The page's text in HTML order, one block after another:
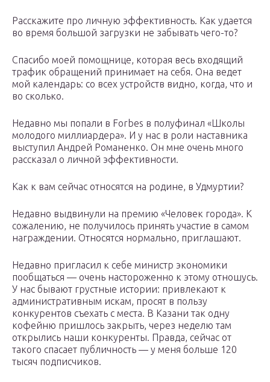
Расскажите про личную эффективность. Как удается
во время большой загрузки не забывать чего-то?
Спасибо моей помощнице, которая весь входящий
трафик обращений принимает на себя. Она ведет
мой календарь: со всех устройств видно, когда, что и
во сколько.
Недавно мы попали в Forbes в полуфинал «Школы
молодого миллиардера». И у нас в роли наставника
выступил Андрей Романенко. Он мне очень много
рассказал о личной эффективности.
Как к вам сейчас относятся на родине, в Удмуртии?
Недавно выдвинули на премию «Человек города». К
сожалению, не получилось принять участие в самом
награждении. Относятся нормально, приглашают.
Недавно пригласил к себе министр экономики
пообщаться — очень настороженно к этому отношусь.
У нас бывают грустные истории: привлекают к
административным искам, просят в пользу
конкурентов съехать с места. В Казани так одну
кофейню пришлось закрыть, через неделю там
открылись наши конкуренты. Правда, сейчас от
такого спасает публичность — у меня больше 120
тысяч подписчиков.